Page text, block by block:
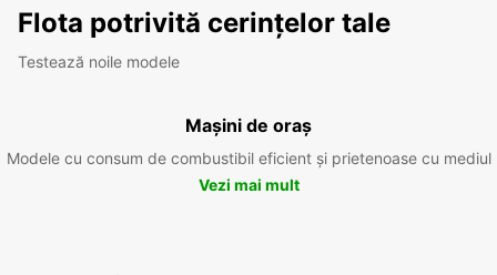
Flota potrivită cerințelor tale
Testează noile modele
Mașini de oraș
Modele cu consum de combustibil eficient și prietenoase cu mediul
Vezi mai mult